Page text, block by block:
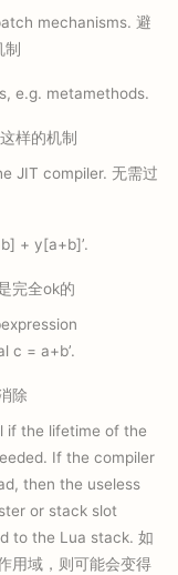
mechanisms. 避
e.g. metamethods.
样的机制
JIT compiler. 无需过
+ y[a+b]’.
完全ok的
c = a+b’.
除
if the lifetime of the
If the compiler
then the useless
or stack slot
to the Lua stack. 如
用域，则可能会变得